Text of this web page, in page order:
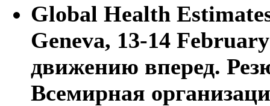
Global Health
Geneva, 13-14
движению вперед.
Всемирная